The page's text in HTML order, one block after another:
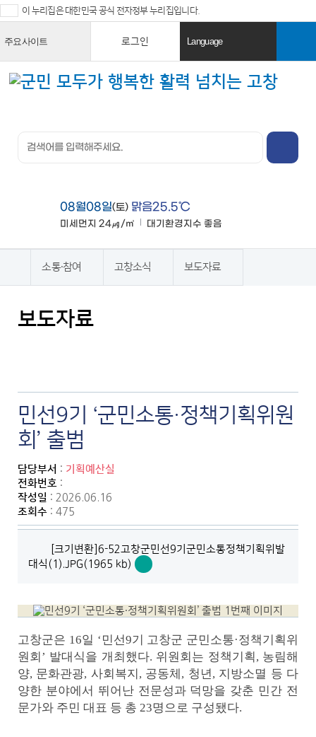
이 누리집은 대한민국 공식 전자정부 누리집입니다.
주요사이트 로그인 Language
기
08월08일(토) 맑음25.5℃
미세먼지 24㎍/㎥ 대기환경지수 좋음
열기
소통·참여 고창소식 보도자료
보도자료
민선9기 ‘군민소통·정책기획위원
회’ 출범
담당부서 : 기획예산실
전화번호:
작성일 : 2026.06.16
조회수: 475
[크기변환]6-52고창군민선9기군민소통정책기획위발
대식(1).JPG(1965 kb)
변
환]6-
고
창
군
민
선9
기
군
고창군은 16일 ‘ 민선9기 고창군 군민소통·정책기획위
원회 ’ 발대식을 개최했다. 위원회는 정책기획, 농림해
양, 문화관광, 사회복지 , 공동체 , 청년, 지방소멸 등 다
양한 분야에서 뛰어난 전문성과 덕망을 갖춘 민간 전
문가와 주민 대표 등 총 23명으로 구성됐다.